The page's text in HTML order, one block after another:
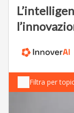
Filtra per